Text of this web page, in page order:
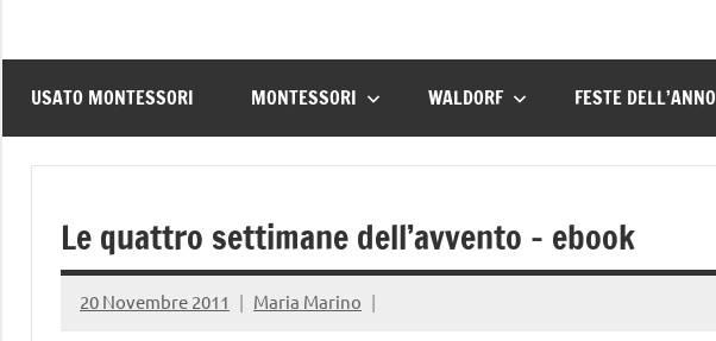
USATO MONTESSORI MONTESSORI WALDORF FESTE DELL’ANNO
Le quattro settimane dell’avvento – ebook
20 Novembre 2011 Maria Marino